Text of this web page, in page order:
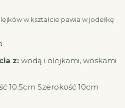
w kształcie pawia w jodełkę
z: wodą i olejkami, woskami
10.5cm Szerokość 10cm